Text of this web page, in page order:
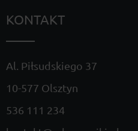
KONTAKT
Al. Piłsudskiego 37
10-577 Olsztyn
536 111 234